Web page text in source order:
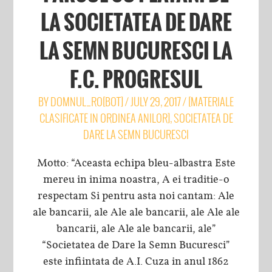
LA SOCIETATEA DE DARE
LA SEMN BUCURESCI LA
F.C. PROGRESUL
BYDOMNUL_RO[BOT]/JULY 29, 2017/[MATERIALE
CLASIFICATE IN ORDINEA ANILOR],SOCIETATEA DE
DARE LA SEMN BUCURESCI
Motto: “Aceasta echipa bleu-albastra Este
mereu in inima noastra, A ei traditie-o
respectam Si pentru asta noi cantam: Ale
ale bancarii, ale Ale ale bancarii, ale Ale ale
bancarii, ale Ale ale bancarii, ale”
“Societatea de Dare la Semn Bucuresci”
este infiintata de A.I. Cuza in anul 1862